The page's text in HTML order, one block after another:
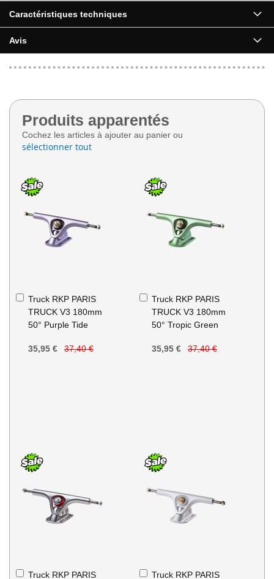
Caractéristiques techniques
Avis
Produits apparentés
Cochez les articles à ajouter au panier ou
sélectionner tout
Truck RKP PARIS
TRUCK V3 180mm
50° Purple Tide
35,95 € 37,40 €
Ajouter
au
panier
Truck RKP PARIS
TRUCK V3 180mm
50° Tropic Green
35,95 € 37,40 €
Ajouter
au
panier
Truck RKP PARIS
Ajouter
Truck RKP PARIS
Ajouter